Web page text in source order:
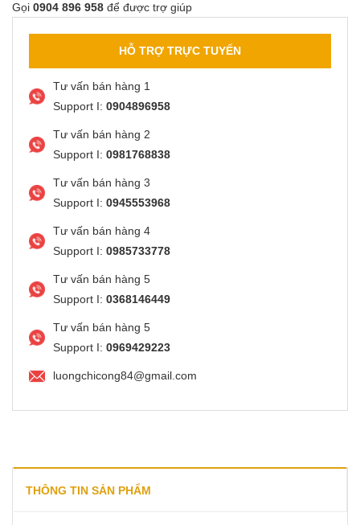
Gọi 0904 896 958 để được trợ giúp
HỖ TRỢ TRỰC TUYẾN
Tư vấn bán hàng 1
Support I: 0904896958
Tư vấn bán hàng 2
Support I: 0981768838
Tư vấn bán hàng 3
Support I: 0945553968
Tư vấn bán hàng 4
Support I: 0985733778
Tư vấn bán hàng 5
Support I: 0368146449
Tư vấn bán hàng 5
Support I: 0969429223
luongchicong84@gmail.com
THÔNG TIN SẢN PHẨM